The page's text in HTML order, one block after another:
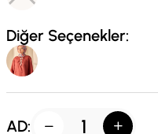
Diğer Seçenekler:
AD: